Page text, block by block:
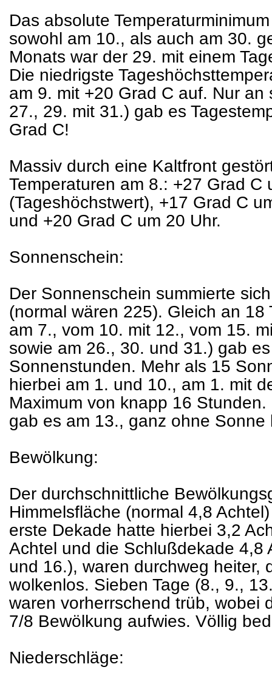
Das absolute
sowohl am 10., als auch am 30.
Monats war der 29. mit einem
Die niedrigste
am 9. mit +20 Grad C auf. Nur
27., 29. mit 31.) gab es
Grad C!
Massiv durch eine Kaltfront
Temperaturen am 8.: +27 Grad C
(Tageshöchstwert), +17 Grad C
und +20 Grad C um 20 Uhr.
Sonnenschein:
Der Sonnenschein summierte
(normal wären 225). Gleich an
am 7., vom 10. mit 12., vom 15.
sowie am 26., 30. und 31.) gab
Sonnenstunden. Mehr als 15
hierbei am 1. und 10., am 1. mit
Maximum von knapp 16
gab es am 13., ganz ohne Sonne
Bewölkung:
Der durchschnittliche
Himmelsfläche (normal 4,8
erste Dekade hatte hierbei 3,2
Achtel und die Schlußdekade 4,8
und 16.), waren durchweg heiter,
wolkenlos. Sieben Tage (8., 9.,
waren vorherrschend trüb, wobei
7/8 Bewölkung aufwies. Völlig
Niederschläge: